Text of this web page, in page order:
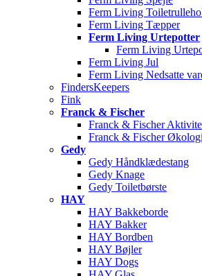
Ferm Living
Ferm Living Tæpper
Ferm Living Urtepotter
Ferm Living
Ferm Living Jul
Ferm Living Nedsatte
FindersKeepers
Fink
Franck & Fischer
Franck & Fischer
Franck & Fischer
Gedy
Gedy Håndklædestang
Gedy Knage
Gedy Toiletbørste
HAY
HAY Bakkeborde
HAY Bakker
HAY Bordben
HAY Bøjler
HAY Dogs